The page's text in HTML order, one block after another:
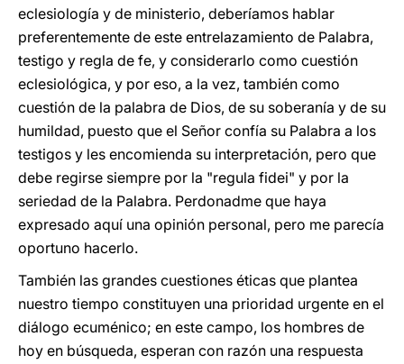
eclesiología y de ministerio, deberíamos hablar
preferentemente de este entrelazamiento de Palabra,
testigo y regla de fe, y considerarlo como cuestión
eclesiológica, y por eso, a la vez, también como
cuestión de la palabra de Dios, de su soberanía y de su
humildad, puesto que el Señor confía su Palabra a los
testigos y les encomienda su interpretación, pero que
debe regirse siempre por la "regula fidei" y por la
seriedad de la Palabra. Perdonadme que haya
expresado aquí una opinión personal, pero me parecía
oportuno hacerlo.
También las grandes cuestiones éticas que plantea
nuestro tiempo constituyen una prioridad urgente en el
diálogo ecuménico; en este campo, los hombres de
hoy en búsqueda, esperan con razón una respuesta